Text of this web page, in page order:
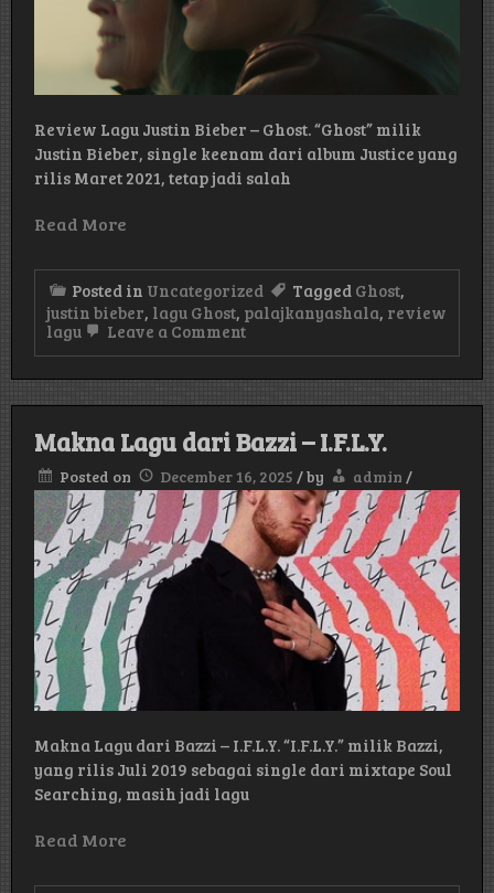
Review Lagu Justin Bieber – Ghost. “Ghost” milik
Justin Bieber, single keenam dari album Justice yang
rilis Maret 2021, tetap jadi salah
Read More
Posted in Uncategorized Tagged Ghost,
justin bieber, lagu Ghost, palajkanyashala, review
lagu
Leave a Commenton
Justin
Bieber
Ghost
Makna Lagu dari Bazzi – I.F.L.Y.
Posted on December 16, 2025 /by admin /
Makna Lagu dari Bazzi – I.F.L.Y. “I.F.L.Y.” milik Bazzi,
yang rilis Juli 2019 sebagai single dari mixtape Soul
Searching, masih jadi lagu
Read More